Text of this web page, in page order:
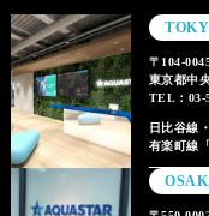
〒104-
東京都中
TEL：03-
日比谷線
有楽町線